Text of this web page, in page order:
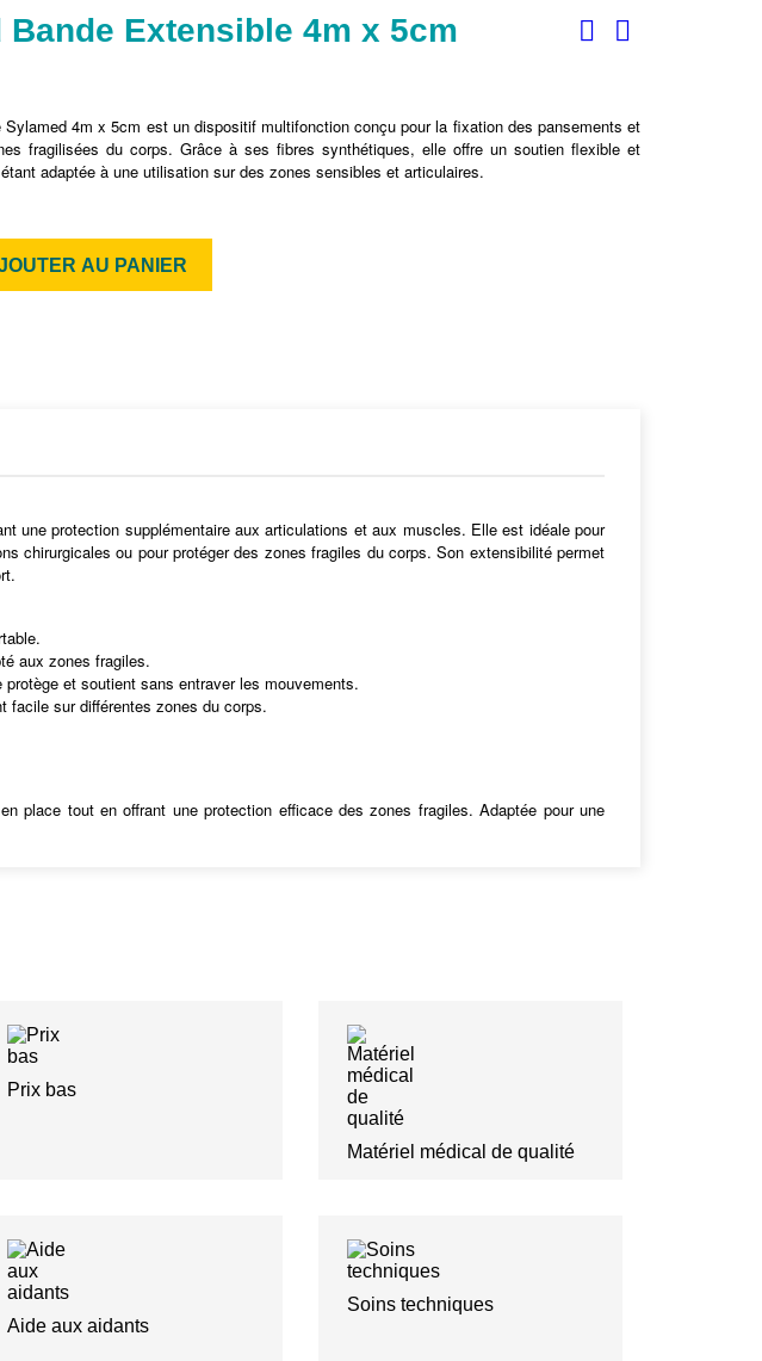
Bande Extensible 4m x 5cm
Sylamed 4m x 5cm est un dispositif multifonction conçu pour la fixation des pansements et
fragilisées du corps. Grâce à ses fibres synthétiques, elle offre un soutien flexible et
adaptée à une utilisation sur des zones sensibles et articulaires.
AU PANIER
une protection supplémentaire aux articulations et aux muscles. Elle est idéale pour
chirurgicales ou pour protéger des zones fragiles du corps. Son extensibilité permet
aux zones fragiles.
et soutient sans entraver les mouvements.
facile sur différentes zones du corps.
place tout en offrant une protection efficace des zones fragiles. Adaptée pour une
Prix bas
Matériel médical de qualité
Aide aux aidants
Soins techniques